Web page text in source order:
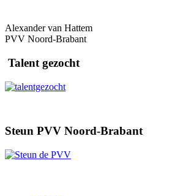
Alexander van Hattem
PVV Noord-Brabant
Talent gezocht
Steun PVV Noord-Brabant